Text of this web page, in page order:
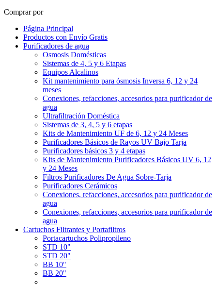
Comprar por
Página Principal
Productos con Envío Gratis
Purificadores de agua
Osmosis Domésticas
Sistemas de 4, 5 y 6 Etapas
Equipos Alcalinos
Kit mantenimiento para ósmosis Inversa 6, 12 y 24
meses
Conexiones, refacciones, accesorios para purificador de
agua
Ultrafiltración Doméstica
Sistemas de 3, 4, 5 y 6 etapas
Kits de Mantenimiento UF de 6, 12 y 24 Meses
Purificadores Básicos de Rayos UV Bajo Tarja
Purificadores básicos 3 y 4 etapas
Kits de Mantenimiento Purificadores Básicos UV 6, 12
y 24 Meses
Filtros Purificadores De Agua Sobre-Tarja
Purificadores Cerámicos
Conexiones, refacciones, accesorios para purificador de
agua
Conexiones, refacciones, accesorios para purificador de
agua
Cartuchos Filtrantes y Portafiltros
Portacartuchos Polipropileno
STD 10"
STD 20"
BB 10"
BB 20"